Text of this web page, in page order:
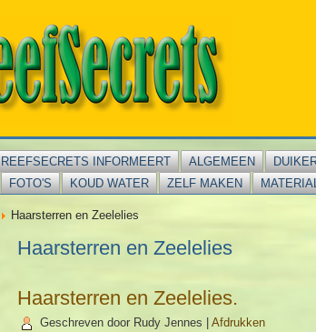
REEFSECRETS INFORMEERT ALGEMEEN
FOTO'S KOUD WATER ZELF MAKEN
Haarsterren en Zeelelies
Haarsterren en Zeelelies
Haarsterren en Zeelelies.
Geschreven door Rudy Jennes |Afdrukken